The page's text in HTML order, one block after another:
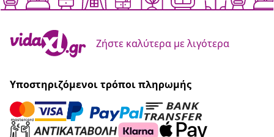
Ζήστε καλύτερα με λιγότερα
Υποστηριζόμενοι τρόποι πληρωμής